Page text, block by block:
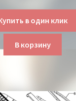
в один клик
В корзину